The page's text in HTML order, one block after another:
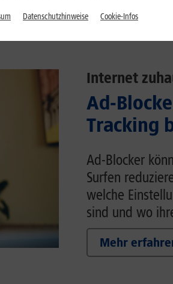
Internet
Ad-
Tracking
Ad-Blocker
Surfen
welche
sind und wo
Mehr
Datenschutzhinweise Cookie-Infos